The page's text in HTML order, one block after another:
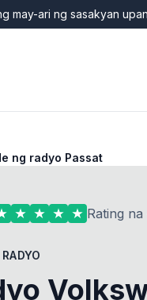
may-ari ng sasakyan
ng radyo Passat
Rating na